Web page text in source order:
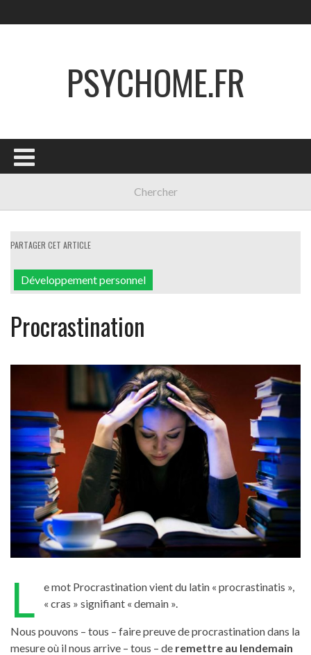
PSYCHOME.FR
PARTAGER CET ARTICLE
Développement personnel
Procrastination
L
e mot Procrastination vient du latin « procrastinatis »,
« cras » signifiant « demain ».
Nous pouvons – tous – faire preuve de procrastination dans la
mesure où il nous arrive – tous – de remettre au lendemain